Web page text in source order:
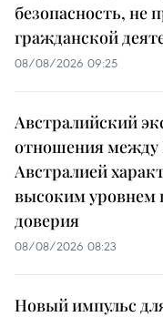
безопасность, не
гражданской
08/08/2026 09:25
Австралийский
отношения между
Австралией
высоким уровнем
доверия
08/08/2026 08:23
Новый импульс